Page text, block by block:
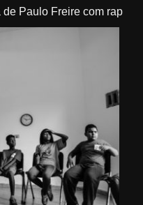
Paulo Freire com rap